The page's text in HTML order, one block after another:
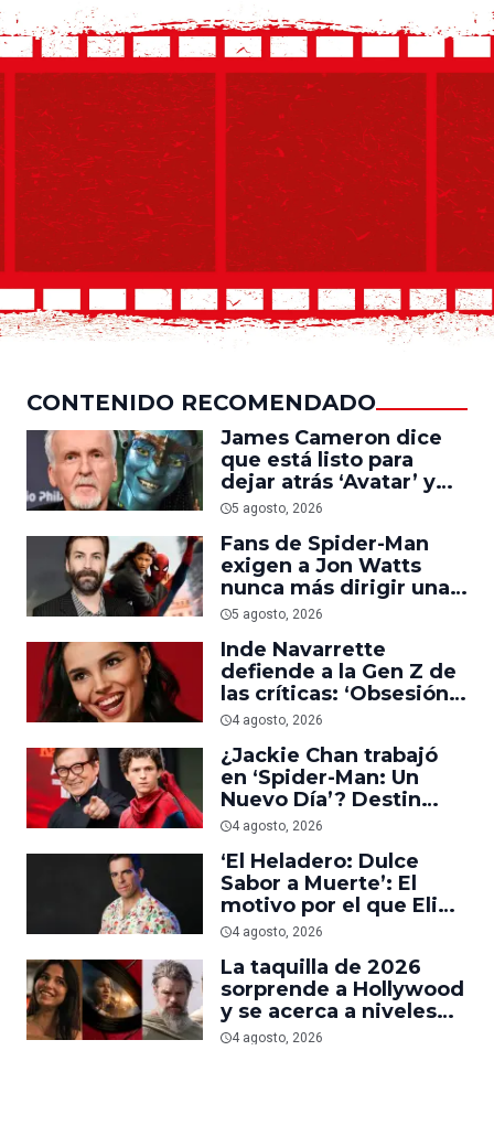
CONTENIDO RECOMENDADO
James Cameron dice
que está listo para
dejar atrás ‘Avatar’ y
trabajar en ‘el último
5 agosto, 2026
Fans de Spider-Man
exigen a Jon Watts
nunca más dirigir una
película del personaje
5 agosto, 2026
Inde Navarrette
defiende a la Gen Z de
las críticas: ‘Obsesión
es prueba de que los
4 agosto, 2026
¿Jackie Chan trabajó
en ‘Spider-Man: Un
Nuevo Día’? Destin
Daniel Cretton aclara el
4 agosto, 2026
‘El Heladero: Dulce
Sabor a Muerte’: El
motivo por el que Eli
Roth se hartó de los
Hollywood e hizo su
nueva película gore
4 agosto, 2026
La taquilla de 2026
sorprende a Hollywood
y se acerca a niveles
anteriores a la
4 agosto, 2026